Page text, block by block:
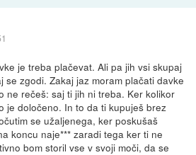
je treba plačevat. Ali pa jih vsi skupaj
se zgodi. Zakaj jaz moram plačati davke
ne rečeš: saj ti jih ni treba. Ker kolikor
je določeno. In to da ti kupuješ brez
se užaljenega, ker poskušaš
koncu naje*** zaradi tega ker ti ne
bom storil vse v svoji moči, da se